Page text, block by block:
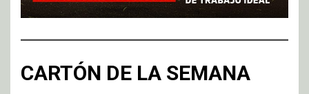
CARTÓN DE LA SEMANA